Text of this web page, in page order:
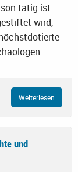
tätig ist.
wird,
Weiterlesen
und